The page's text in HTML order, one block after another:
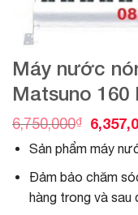
Máy nước
Matsuno 160
6,750,000₫
G
á
ố
c
Sản phẩm máy
Đảm bảo chăm
hàng trong và sau